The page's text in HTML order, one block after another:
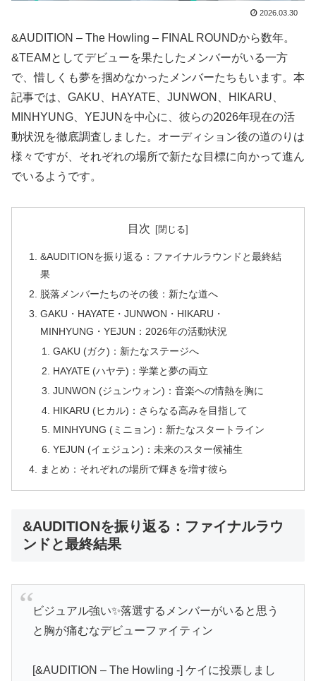
2026.03.30
&AUDITION – The Howling – FINAL ROUNDから数年。
&TEAMとしてデビューを果たしたメンバーがいる一方
で、惜しくも夢を掴めなかったメンバーたちもいます。本
記事では、GAKU、HAYATE、JUNWON、HIKARU、
MINHYUNG、YEJUNを中心に、彼らの2026年現在の活
動状況を徹底調査しました。オーディション後の道のりは
様々ですが、それぞれの場所で新たな目標に向かって進ん
でいるようです。
目次
&AUDITIONを振り返る：ファイナルラウンドと最終結
果
脱落メンバーたちのその後：新たな道へ
GAKU・HAYATE・JUNWON・HIKARU・
MINHYUNG・YEJUN：2026年の活動状況
GAKU (ガク)：新たなステージへ
HAYATE (ハヤテ)：学業と夢の両立
JUNWON (ジュンウォン)：音楽への情熱を胸に
HIKARU (ヒカル)：さらなる高みを目指して
MINHYUNG (ミニョン)：新たなスタートライン
YEJUN (イェジュン)：未来のスター候補生
まとめ：それぞれの場所で輝きを増す彼ら
&AUDITIONを振り返る：ファイナルラウ
ンドと最終結果
ビジュアル強い✨落選するメンバーがいると思う
と胸が痛むなデビューファイティン
[&AUDITION – The Howling -] ケイに投票しまし